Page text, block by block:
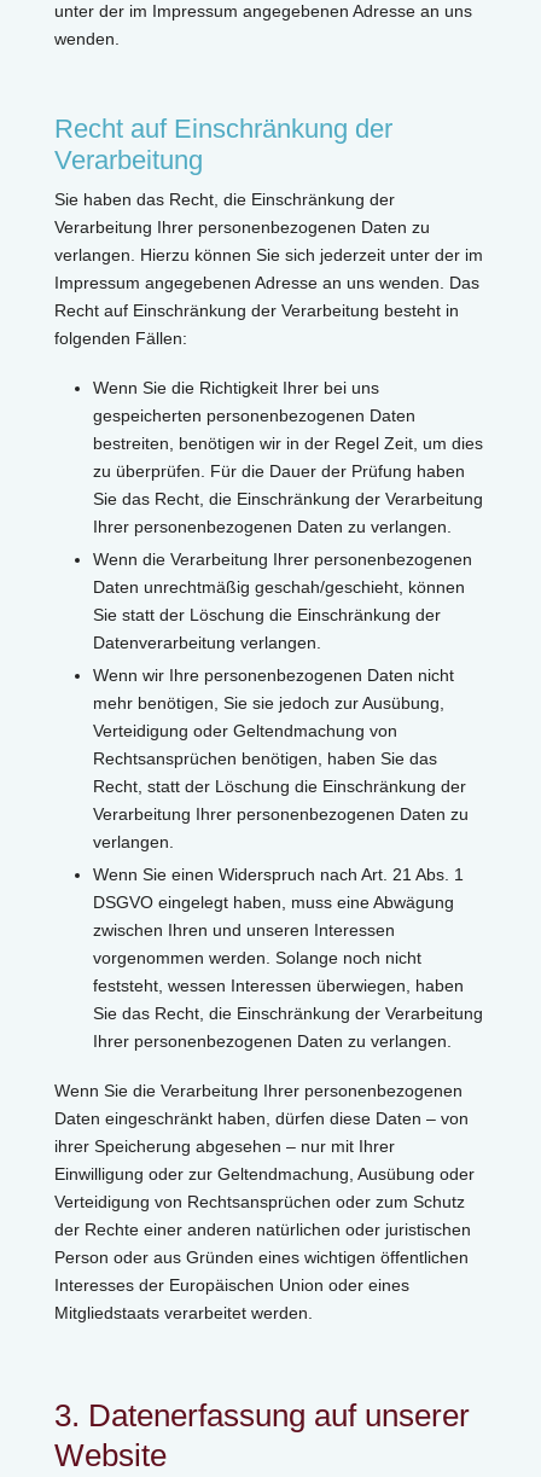
unter der im Impressum angegebenen Adresse an uns
wenden.
Recht auf Einschränkung der
Verarbeitung
Sie haben das Recht, die Einschränkung der
Verarbeitung Ihrer personenbezogenen Daten zu
verlangen. Hierzu können Sie sich jederzeit unter der im
Impressum angegebenen Adresse an uns wenden. Das
Recht auf Einschränkung der Verarbeitung besteht in
folgenden Fällen:
Wenn Sie die Richtigkeit Ihrer bei uns
gespeicherten personenbezogenen Daten
bestreiten, benötigen wir in der Regel Zeit, um dies
zu überprüfen. Für die Dauer der Prüfung haben
Sie das Recht, die Einschränkung der Verarbeitung
Ihrer personenbezogenen Daten zu verlangen.
Wenn die Verarbeitung Ihrer personenbezogenen
Daten unrechtmäßig geschah/geschieht, können
Sie statt der Löschung die Einschränkung der
Datenverarbeitung verlangen.
Wenn wir Ihre personenbezogenen Daten nicht
mehr benötigen, Sie sie jedoch zur Ausübung,
Verteidigung oder Geltendmachung von
Rechtsansprüchen benötigen, haben Sie das
Recht, statt der Löschung die Einschränkung der
Verarbeitung Ihrer personenbezogenen Daten zu
verlangen.
Wenn Sie einen Widerspruch nach Art. 21 Abs. 1
DSGVO eingelegt haben, muss eine Abwägung
zwischen Ihren und unseren Interessen
vorgenommen werden. Solange noch nicht
feststeht, wessen Interessen überwiegen, haben
Sie das Recht, die Einschränkung der Verarbeitung
Ihrer personenbezogenen Daten zu verlangen.
Wenn Sie die Verarbeitung Ihrer personenbezogenen
Daten eingeschränkt haben, dürfen diese Daten – von
ihrer Speicherung abgesehen – nur mit Ihrer
Einwilligung oder zur Geltendmachung, Ausübung oder
Verteidigung von Rechtsansprüchen oder zum Schutz
der Rechte einer anderen natürlichen oder juristischen
Person oder aus Gründen eines wichtigen öffentlichen
Interesses der Europäischen Union oder eines
Mitgliedstaats verarbeitet werden.
3. Datenerfassung auf unserer
Website